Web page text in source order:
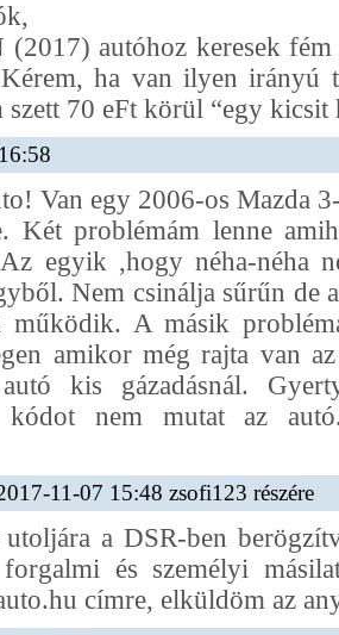
(2017) autóhoz keresek
ha van ilyen irányú
70 eFt körül “egy kicsit
Van egy 2006-os Mazda
Két problémám lenne
egyik ,hogy néha-néha
Nem csinálja sűrűn de
működik. A másik
amikor még rajta van
kis gázadásnál.
kódot nem mutat az
11-07 15:48 zsofi123 részére
a DSR-ben
forgalmi és
címre, elküldöm az